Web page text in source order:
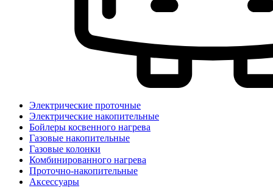
Электрические проточные
Электрические накопительные
Бойлеры косвенного нагрева
Газовые накопительные
Газовые колонки
Комбинированного нагрева
Проточно-накопительные
Аксессуары